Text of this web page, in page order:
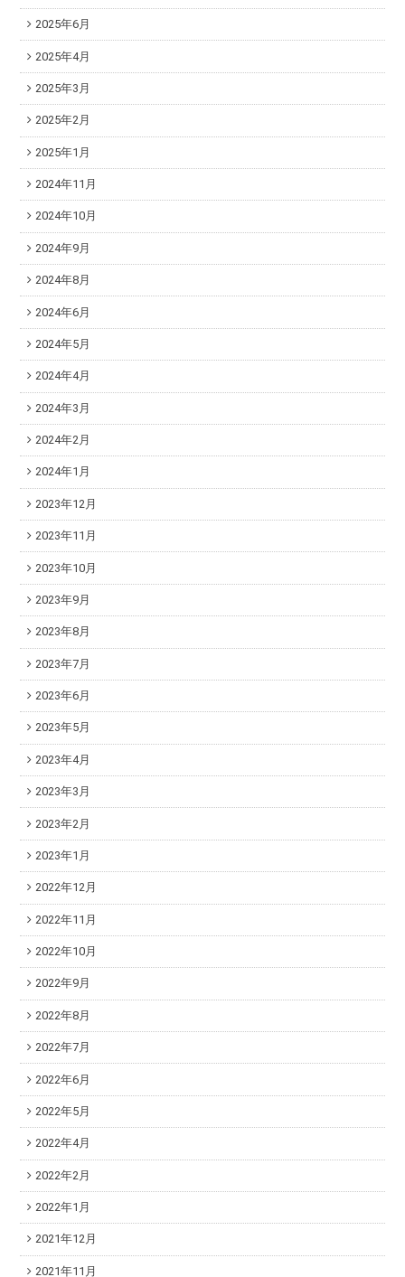
2025年6月
2025年4月
2025年3月
2025年2月
2025年1月
2024年11月
2024年10月
2024年9月
2024年8月
2024年6月
2024年5月
2024年4月
2024年3月
2024年2月
2024年1月
2023年12月
2023年11月
2023年10月
2023年9月
2023年8月
2023年7月
2023年6月
2023年5月
2023年4月
2023年3月
2023年2月
2023年1月
2022年12月
2022年11月
2022年10月
2022年9月
2022年8月
2022年7月
2022年6月
2022年5月
2022年4月
2022年2月
2022年1月
2021年12月
2021年11月